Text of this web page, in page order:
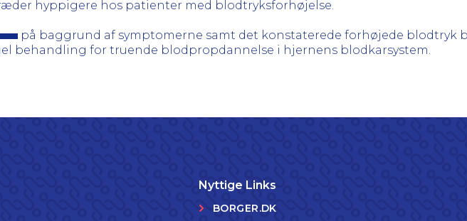
hyppigere hos patienter med blodtryksforhøjelse.
på baggrund af symptomerne samt det konstaterede forhøjede blodtryk
behandling for truende blodpropdannelse i hjernens blodkarsystem.
Nyttige Links
BORGER.DK